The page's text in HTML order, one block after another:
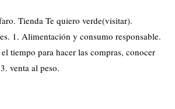
Tienda Te quiero verde(visitar).
1. Alimentación y consumo responsable.
tiempo para hacer las compras, conocer
venta al peso.